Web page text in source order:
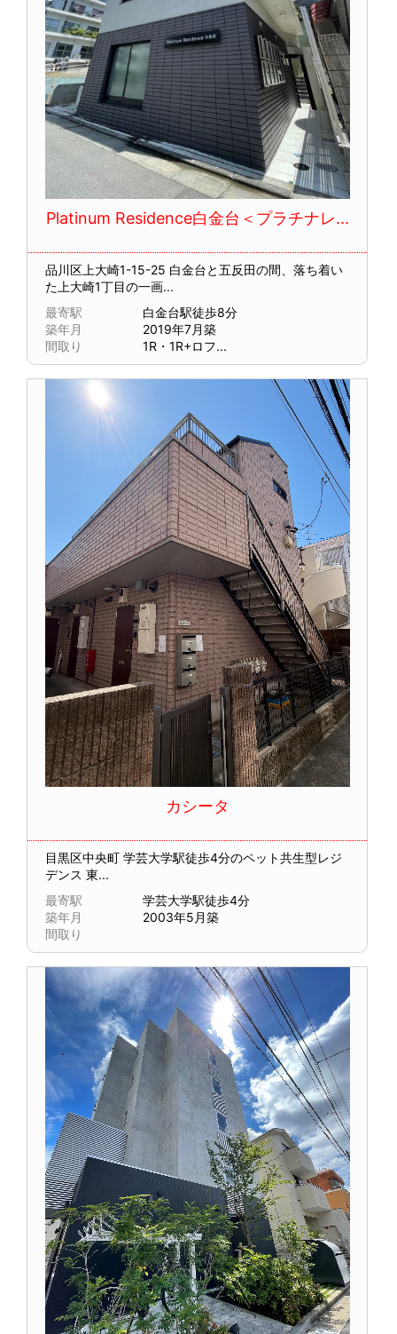
Platinum Residence白金台＜プラチナレ...
品川区上大崎1-15-25 白金台と五反田の間、落ち着い
た上大崎1丁目の一画...
最寄駅
白金台駅徒歩8分
築年月
2019年7月築
間取り
1R・1R+ロフ...
カシータ
目黒区中央町学芸大学駅徒歩4分のペット共生型レジ
デンス 東...
最寄駅
学芸大学駅徒歩4分
築年月
2003年5月築
間取り